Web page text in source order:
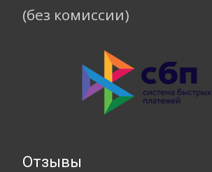
(без комиссии)
Отзывы